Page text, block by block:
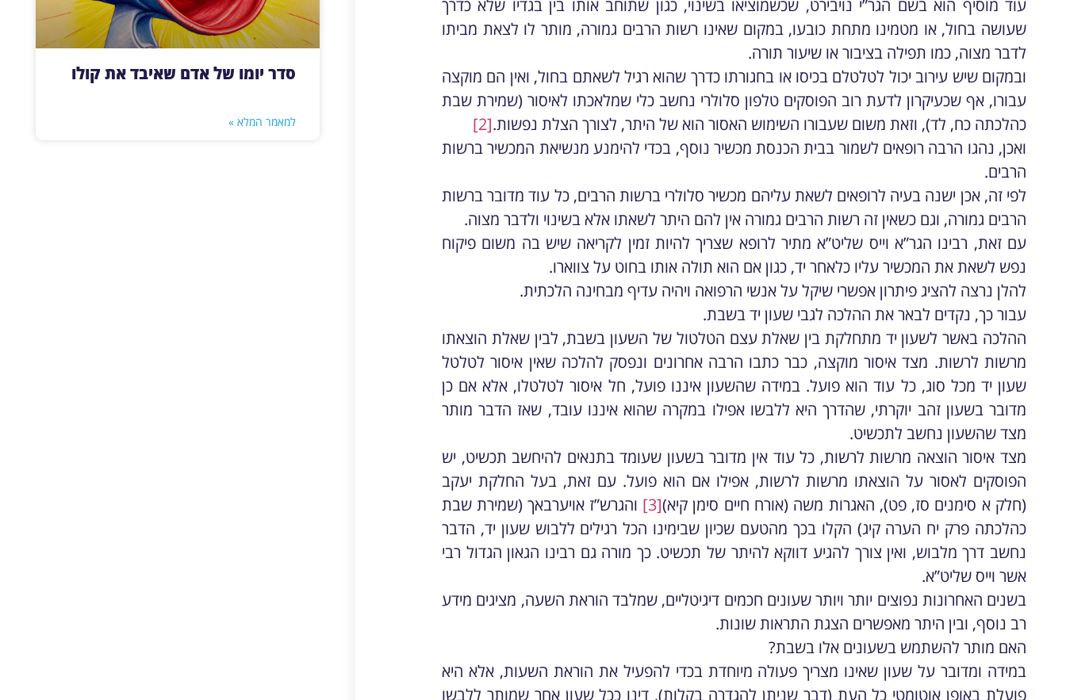
עוד מוסיף הוא בשם הגר”י נויבירט, שכשמוציאו בשינוי, כגון שתוחב אותו בין בגדיו שלא כדרך
שעושה בחול, או מטמינו מתחת כובעו, במקום שאינו רשות הרבים גמורה, מותר לו לצאת מביתו
לדבר מצוה, כמו תפילה בציבור או שיעור תורה.
ובמקום שיש עירוב יכול לטלטלם בכיסו או בחגורתו כדרך שהוא רגיל לשאתם בחול, ואין הם מוקצה
עבורו, אף שכעיקרון לדעת רוב הפוסקים טלפון סלולרי נחשב כלי שמלאכתו לאיסור (שמירת שבת
כהלכתה כח, לד), וזאת משום שעבורו השימוש האסור הוא של היתר, לצורך הצלת נפשות.[2]
ואכן, נהגו הרבה רופאים לשמור בבית הכנסת מכשיר נוסף, בכדי להימנע מנשיאת המכשיר ברשות
הרבים.
לפי זה, אכן ישנה בעיה לרופאים לשאת עליהם מכשיר סלולרי ברשות הרבים, כל עוד מדובר ברשות
הרבים גמורה, וגם כשאין זה רשות הרבים גמורה אין להם היתר לשאתו אלא בשינוי ולדבר מצוה.
עם זאת, רבינו הגר”א וייס שליט”א מתיר לרופא שצריך להיות זמין לקריאה שיש בה משום פיקוח
נפש לשאת את המכשיר עליו כלאחר יד, כגון אם הוא תולה אותו בחוט על צווארו.
להלן נרצה להציג פיתרון אפשרי שיקל על אנשי הרפואה ויהיה עדיף מבחינה הלכתית.
עבור כך, נקדים לבאר את ההלכה לגבי שעון יד בשבת.
ההלכה באשר לשעון יד מתחלקת בין שאלת עצם הטלטול של השעון בשבת, לבין שאלת הוצאתו
מרשות לרשות. מצד איסור מוקצה, כבר כתבו הרבה אחרונים ונפסק להלכה שאין איסור לטלטל
שעון יד מכל סוג, כל עוד הוא פועל. במידה שהשעון איננו פועל, חל איסור לטלטלו, אלא אם כן
מדובר בשעון זהב יוקרתי, שהדרך היא ללבשו אפילו במקרה שהוא איננו עובד, שאז הדבר מותר
מצד שהשעון נחשב לתכשיט.
מצד איסור הוצאה מרשות לרשות, כל עוד אין מדובר בשעון שעומד בתנאים להיחשב תכשיט, יש
הפוסקים לאסור על הוצאתו מרשות לרשות, אפילו אם הוא פועל. עם זאת, בעל החלקת יעקב
(חלק א סימנים סז, פט), האגרות משה (אורח חיים סימן קיא)[3]
והגרש”ז אויערבאך (שמירת שבת
כהלכתה פרק יח הערה קיג) הקלו בכך מהטעם שכיון שבימינו הכל רגילים ללבוש שעון יד, הדבר
נחשב דרך מלבוש, ואין צורך להגיע דווקא להיתר של תכשיט. כך מורה גם רבינו הגאון הגדול רבי
אשר וייס שליט”א.
בשנים האחרונות נפוצים יותר ויותר שעונים חכמים דיגיטליים, שמלבד הוראת השעה, מציגים מידע
רב נוסף, ובין היתר מאפשרים הצגת התראות שונות.
האם מותר להשתמש בשעונים אלו בשבת?
במידה ומדובר על שעון שאינו מצריך פעולה מיוחדת בכדי להפעיל את הוראת השעות, אלא היא
פועלת באופן אוטומטי כל העת (דבר שניתן להגדרה בקלות), דינו ככל שעון אחר שמותר ללבשו
סדר יומו של אדם שאיבד את קולו
למאמר המלא »